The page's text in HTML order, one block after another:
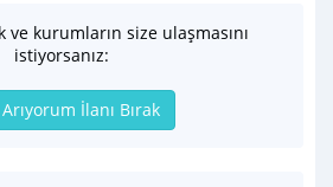
ve kurumların size ulaşmasını
istiyorsanız:
İlanı Bırak